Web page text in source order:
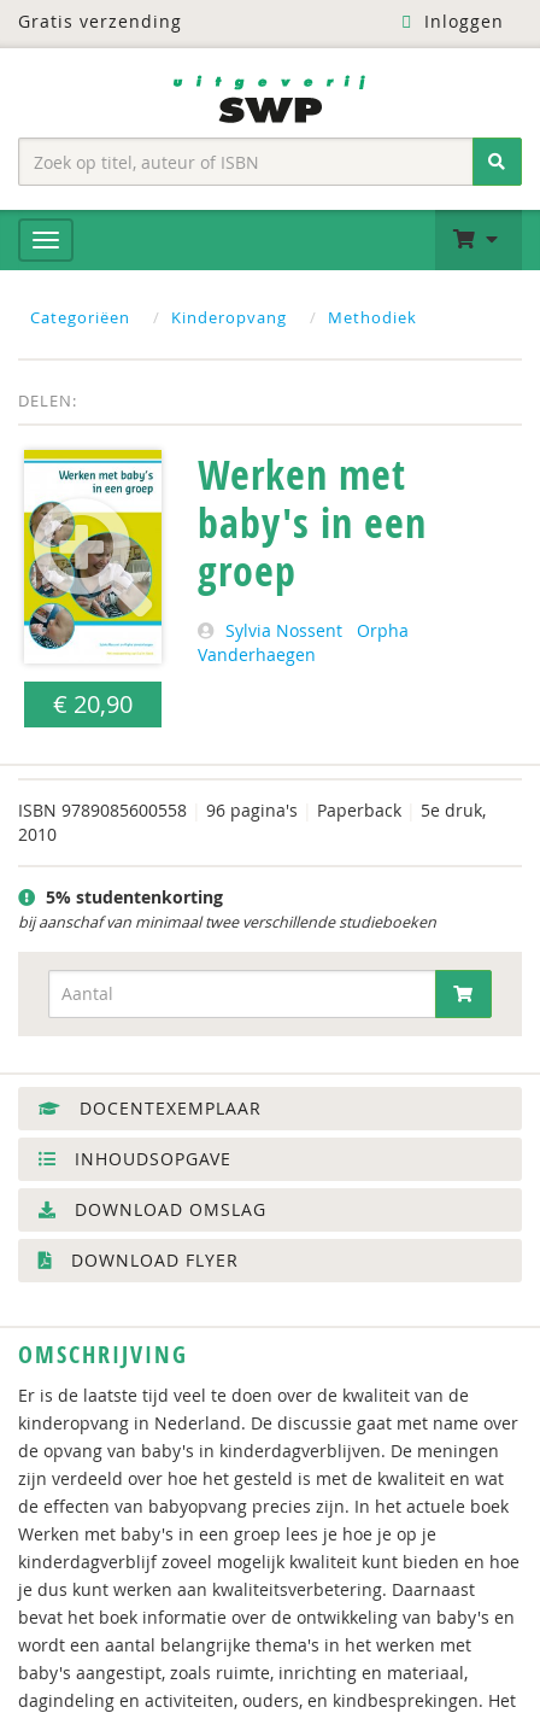
Gratis verzending Inloggen
Categoriëen Kinderopvang Methodiek
DELEN:
€ 20,90
Werken met
baby's in een
groep
Sylvia Nossent
Orpha
Vanderhaegen
ISBN 9789085600558 96 pagina's Paperback
5e druk,
2010
5% studentenkorting
bij aanschaf van minimaal twee verschillende studieboeken
DOCENTEXEMPLAAR
INHOUDSOPGAVE
DOWNLOAD OMSLAG
DOWNLOAD FLYER
OMSCHRIJVING
Er is de laatste tijd veel te doen over de kwaliteit van de
kinderopvang in Nederland. De discussie gaat met name over
de opvang van baby's in kinderdagverblijven. De meningen
zijn verdeeld over hoe het gesteld is met de kwaliteit en wat
de effecten van babyopvang precies zijn. In het actuele boek
Werken met baby's in een groep lees je hoe je op je
kinderdagverblijf zoveel mogelijk kwaliteit kunt bieden en hoe
je dus kunt werken aan kwaliteitsverbetering. Daarnaast
bevat het boek informatie over de ontwikkeling van baby's en
wordt een aantal belangrijke thema's in het werken met
baby's aangestipt, zoals ruimte, inrichting en materiaal,
dagindeling en activiteiten, ouders, en kindbesprekingen. Het